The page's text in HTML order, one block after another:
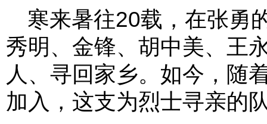
寒来暑往20载，在张勇
秀明、金锋、胡中美、王
人、寻回家乡。如今，随
加入，这支为烈士寻亲的